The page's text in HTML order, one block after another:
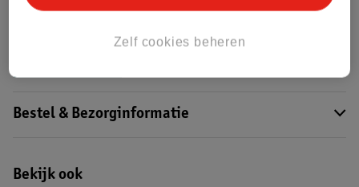
Meer informatie
Bestel & Bezorginformatie
Bekijk ook
Zelf cookies beheren